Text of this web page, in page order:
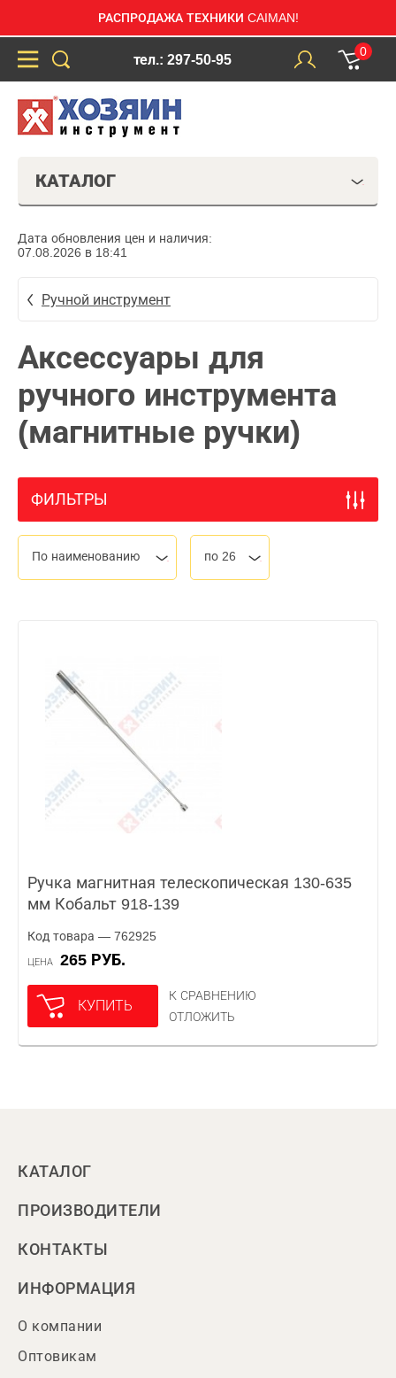
РАСПРОДАЖА ТЕХНИКИ CAIMAN!
тел.: 297-50-95
0
КАТАЛОГ
Дата обновления цен и наличия:
07.08.2026 в 18:41
Ручной инструмент
Аксессуары для
ручного инструмента
(магнитные ручки)
ФИЛЬТРЫ
По наименованию по 26
Ручка магнитная телескопическая 130-635
мм Кобальт 918-139
Код товара — 762925
ЦЕНА 265 РУБ.
КУПИТЬ
К СРАВНЕНИЮ
ОТЛОЖИТЬ
КАТАЛОГ
ПРОИЗВОДИТЕЛИ
КОНТАКТЫ
ИНФОРМАЦИЯ
О компании
Оптовикам